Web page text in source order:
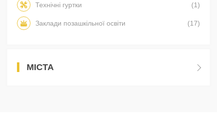
Технічні гуртки (1)
Заклади позашкільної освіти (17)
МІСТА